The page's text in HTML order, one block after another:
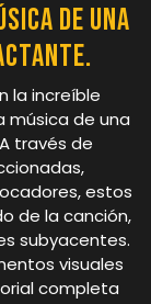
de una
la increíble
música de una
través de
estos
de la canción,
subyacentes.
visuales
completa